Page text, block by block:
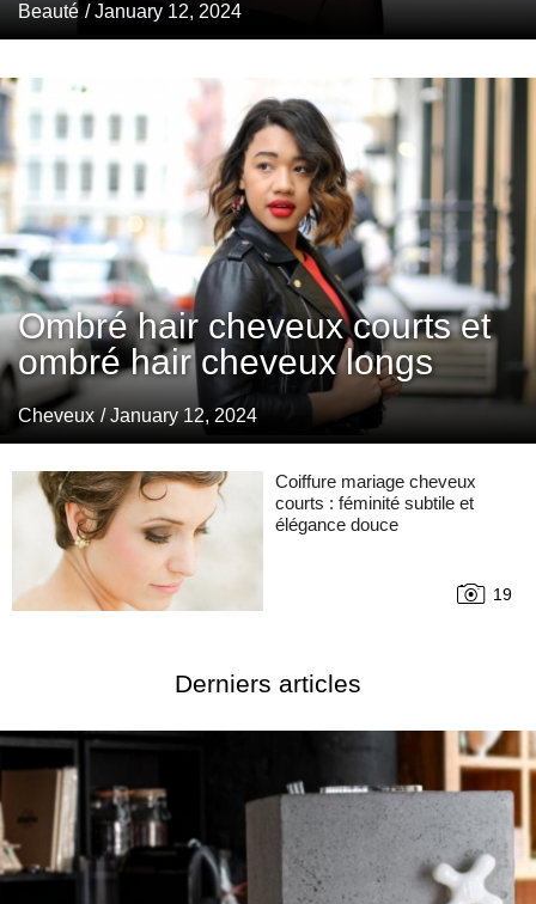
Beauté / January 12, 2024
Ombré hair cheveux courts et
ombré hair cheveux longs
Cheveux / January 12, 2024
Coiffure mariage cheveux
courts : féminité subtile et
élégance douce
19
Derniers articles